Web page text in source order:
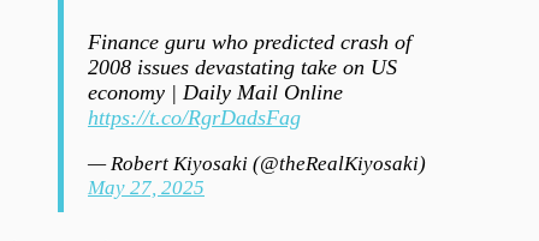
Finance guru who predicted crash of
2008 issues devastating take on US
economy | Daily Mail Online
https://t.co/RgrDadsFag
— Robert Kiyosaki (@theRealKiyosaki)
May 27, 2025